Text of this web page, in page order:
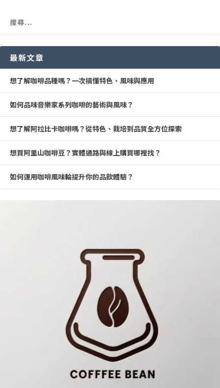
最新文章
想了解咖啡品種嗎？一次搞懂特色、風味與應用
如何品味音樂家系列咖啡的藝術與風味？
想了解阿拉比卡咖啡嗎？從特色、栽培到品質全方位探索
想買阿里山咖啡豆？實體通路與線上購買哪裡找？
如何運用咖啡風味輪提升你的品飲體驗？